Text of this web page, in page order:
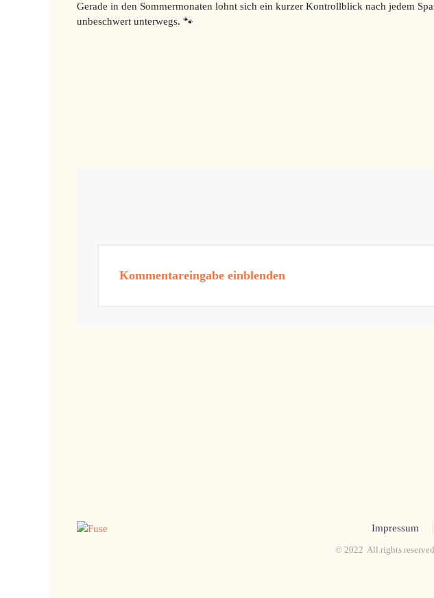
Gerade in den Sommermonaten lohnt sich ein kurzer Kontrollblick nach jedem
unbeschwert unterwegs. 🐾
Kommentareingabe einblenden
Impressum
© 2022 All rights